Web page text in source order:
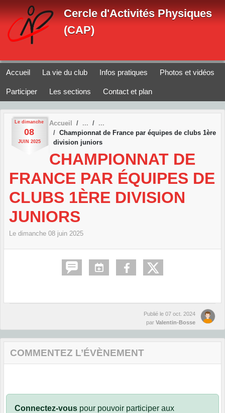
Cercle d'Activités Physiques
(CAP)
Accueil La vie du club Infos pratiques Photos et vidéos
Participer Les sections Contact et plan
Le dimanche
08
JUIN 2025
Accueil
Championnat de France par équipes de clubs 1ère
division juniors
CHAMPIONNAT DE
FRANCE PAR ÉQUIPES DE
CLUBS 1ÈRE DIVISION
JUNIORS
Le dimanche 08 juin 2025
Publié le 07 oct. 2024
par Valentin-Bosse
COMMENTEZ L’ÉVÈNEMENT
Connectez-vous pour pouvoir participer aux
Panneau de gestion des cookies